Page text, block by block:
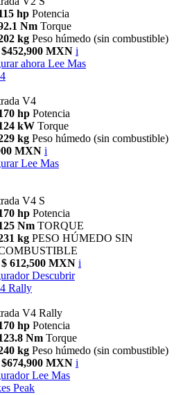
hp Potencia
Nm Torque
kg Peso húmedo (sin combustible)
$452,900 MXN i
ahora Lee Mas
V4
hp Potencia
kW Torque
kg Peso húmedo (sin combustible)
MXN i
Lee Mas
V4 S
hp Potencia
Nm TORQUE
kg PESO HÚMEDO SIN
$ 612,500 MXN i
Descubrir
Rally
V4 Rally
hp Potencia
Nm Torque
kg Peso húmedo (sin combustible)
$674,900 MXN i
Lee Mas
Peak